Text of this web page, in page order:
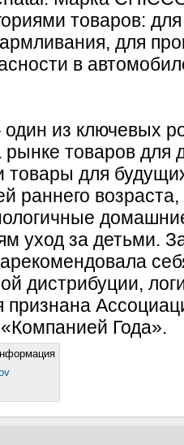
товаров: для
для
в
из ключевых
товаров для
товары для
раннего
уход за детьми.
дистрибуции,
признана
Года».